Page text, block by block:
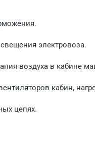
электровоза.
воз­духа в кабине
кабин,
цепях.